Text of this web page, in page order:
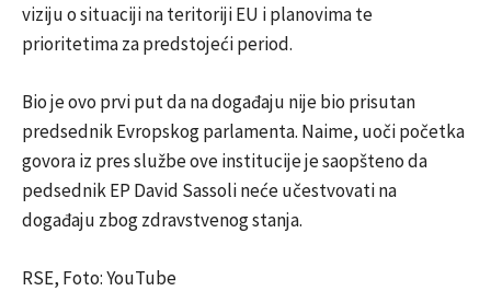
viziju o situaciji na teritoriji EU i planovima te
prioritetima za predstojeći period.
Bio je ovo prvi put da na događaju nije bio prisutan
predsednik Evropskog parlamenta. Naime, uoči početka
govora iz pres službe ove institucije je saopšteno da
pedsednik EP David Sassoli neće učestvovati na
događaju zbog zdravstvenog stanja.
RSE, Foto: YouTube